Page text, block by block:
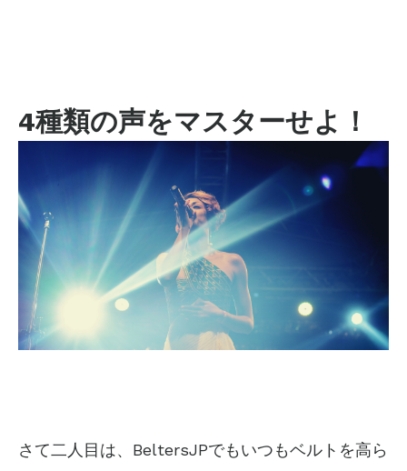
4種類の声をマスターせよ！
さて二人目は、BeltersJPでもいつもベルトを高ら